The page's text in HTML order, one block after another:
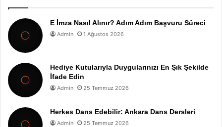
E İmza Nasıl Alınır? Adım Adım Başvuru Süreci
Admin 1 Ağustos 2026
Hediye Kutularıyla Duygularınızı En Şık Şekilde
İfade Edin
Admin 25 Temmuz 2026
Herkes Dans Edebilir: Ankara Dans Dersleri
Admin 25 Temmuz 2026